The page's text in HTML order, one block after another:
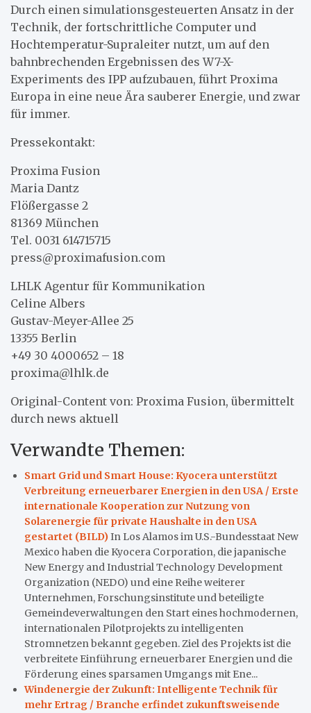
Durch einen simulationsgesteuerten Ansatz in der
Technik, der fortschrittliche Computer und
Hochtemperatur-Supraleiter nutzt, um auf den
bahnbrechenden Ergebnissen des W7-X-
Experiments des IPP aufzubauen, führt Proxima
Europa in eine neue Ära sauberer Energie, und zwar
für immer.
Pressekontakt:
Proxima Fusion
Maria Dantz
Flößergasse 2
81369 München
Tel. 0031 614715715
press@proximafusion.com
LHLK Agentur für Kommunikation
Celine Albers
Gustav-Meyer-Allee 25
13355 Berlin
+49 30 4000652 – 18
proxima@lhlk.de
Original-Content von: Proxima Fusion, übermittelt
durch news aktuell
Verwandte Themen:
Smart Grid und Smart House: Kyocera unterstützt
Verbreitung erneuerbarer Energien in den USA / Erste
internationale Kooperation zur Nutzung von
Solarenergie für private Haushalte in den USA
gestartet (BILD)In Los Alamos im U.S.-Bundesstaat New
Mexico haben die Kyocera Corporation, die japanische
New Energy and Industrial Technology Development
Organization (NEDO) und eine Reihe weiterer
Unternehmen, Forschungsinstitute und beteiligte
Gemeindeverwaltungen den Start eines hochmodernen,
internationalen Pilotprojekts zu intelligenten
Stromnetzen bekannt gegeben. Ziel des Projekts ist die
verbreitete Einführung erneuerbarer Energien und die
Förderung eines sparsamen Umgangs mit Ene...
Windenergie der Zukunft: Intelligente Technik für
mehr Ertrag / Branche erfindet zukunftsweisende